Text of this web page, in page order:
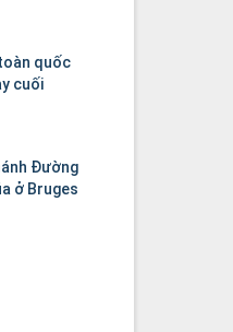
quốc
cuối
Ðường
ở Bruges